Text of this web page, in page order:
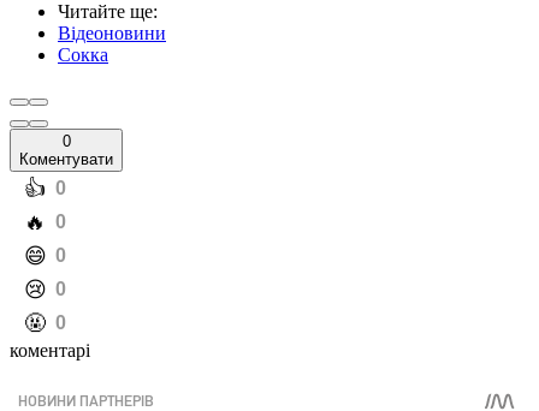
Читайте ще:
Відеоновини
Сокка
0
Коментувати
️👍 0
️🔥 0
️😄 0
️😢 0
️🤬 0
коментарі